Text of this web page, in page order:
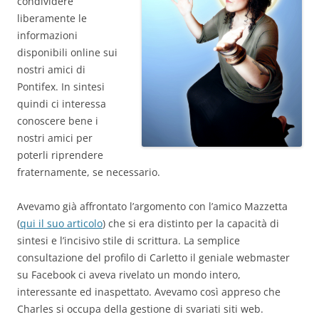
liberamente le
informazioni
disponibili online sui
nostri amici di
Pontifex. In sintesi
quindi ci interessa
conoscere bene i
nostri amici per
poterli riprendere
fraternamente, se necessario.
Avevamo già affrontato l’argomento con l’amico Mazzetta
(qui il suo articolo) che si era distinto per la capacità di
sintesi e l’incisivo stile di scrittura. La semplice
consultazione del profilo di Carletto il geniale webmaster
su Facebook ci aveva rivelato un mondo intero,
interessante ed inaspettato. Avevamo così appreso che
Charles si occupa della gestione di svariati siti web.